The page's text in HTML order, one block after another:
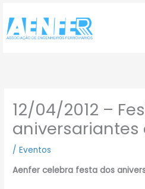
para
conteúdo
12/04/2012 –
aniversariantes
/Eventos
Aenfer celebra festa dos